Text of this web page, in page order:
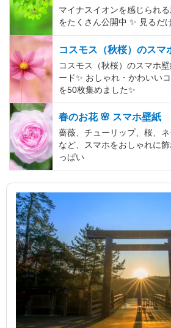
マイナスイオンを感じられ
をたくさん公開中 ✨ 見るだ
コスモス（秋桜）のスマ
コスモス（秋桜）のスマホ
ード✨️ おしゃれ・かわいい
を50枚集めました✨️
春のお花 🌸 スマホ壁紙
薔薇、チューリップ、桜、
など、スマホをおしゃれに
っぱい